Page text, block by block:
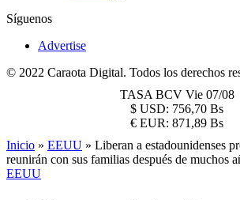
Síguenos
Advertise
© 2022 Caraota Digital. Todos los derechos
TASA BCV Vie 07/08
$ USD: 756,70 Bs
€ EUR: 871,89 Bs
Inicio » EEUU » Liberan a estadounidenses
reunirán con sus familias después de muchos
EEUU